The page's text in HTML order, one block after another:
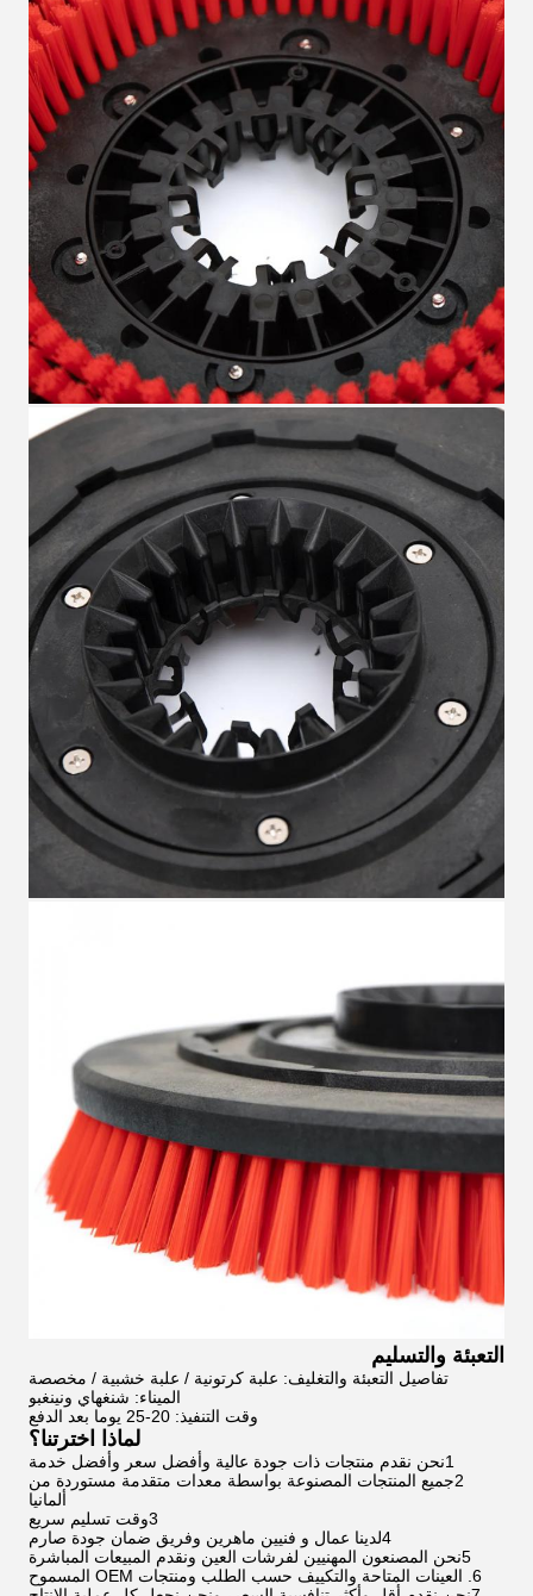
التعبئة والتسليم
تفاصيل التعبئة والتغليف: علبة كرتونية / علبة خشبية / مخصصة
الميناء: شنغهاي ونينغبو
وقت التنفيذ: 20-25 يوما بعد الدفع
لماذا اخترتنا؟
1نحن نقدم منتجات ذات جودة عالية وأفضل سعر وأفضل خدمة
2جميع المنتجات المصنوعة بواسطة معدات متقدمة مستوردة من
ألمانيا
3وقت تسليم سريع
4لدينا عمال و فنيين ماهرين وفريق ضمان جودة صارم
5نحن المصنعون المهنيين لفرشات العين ونقدم المبيعات المباشرة
6. العينات المتاحة والتكييف حسب الطلب ومنتجات OEM المسموح